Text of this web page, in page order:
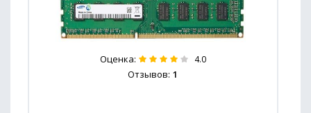
Оценка: 4.0
Отзывов: 1